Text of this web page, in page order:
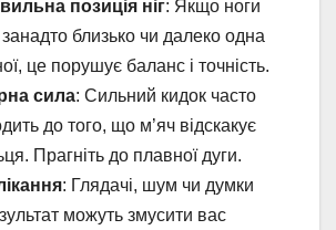
позиція ніг: Якщо ноги
занадто близько чи далеко одна
це порушує баланс і точність.
сила: Сильний кидок часто
до того, що м’яч відскакує
Прагніть до плавної дуги.
: Глядачі, шум чи думки
можуть змусити вас